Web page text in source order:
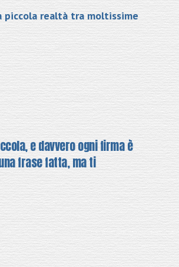
piccola realtà tra moltissime
e davvero ogni firma è
frase fatta, ma ti